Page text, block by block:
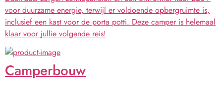
voor duurzame energie, terwijl er voldoende opbergruimte is,
inclusief een kast voor de porta potti. Deze camper is helemaal
klaar voor jullie volgende reis!
Camperbouw